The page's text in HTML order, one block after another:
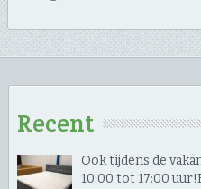
Recent
Ook tijdens de
10:00 tot 17:00 uur!